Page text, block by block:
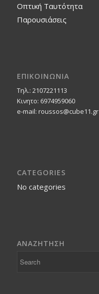
Οπτική Ταυτότητα
Παρουσιάσεις
ΕΠΙΚΟΙΝΩΝΙΑ
Τηλ.: 2107221113
Κινητο: 6974959060
e-mail: roussos@cube11.gr
CATEGORIES
No categories
ΑΝΑΖΗΤΗΣΗ